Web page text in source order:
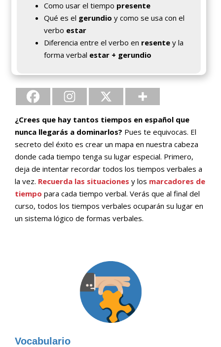
Como usar el tiempo presente
Qué es el gerundio y como se usa con el
verbo estar
Diferencia entre el verbo en resentey la
forma verbal estar + gerundio
¿Crees que hay tantos tiempos en español que
nunca llegarás a dominarlos? Pues te equivocas. El
secreto del éxito es crear un mapa en nuestra cabeza
donde cada tiempo tenga su lugar especial. Primero,
deja de intentar recordar todos los tiempos verbales a
la vez. Recuerda las situaciones y los marcadores de
tiempo para cada tiempo verbal. Verás que al final del
curso, todos los tiempos verbales ocuparán su lugar en
un sistema lógico de formas verbales.
Vocabulario